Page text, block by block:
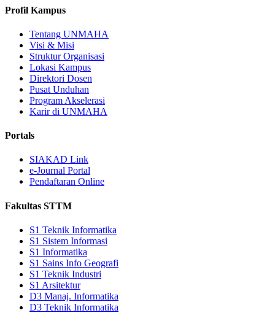
Profil Kampus
Tentang UNMAHA
Visi & Misi
Struktur Organisasi
Lokasi Kampus
Direktori Dosen
Pusat Unduhan
Program Akselerasi
Karir di UNMAHA
Portals
SIAKAD Link
e-Journal Portal
Pendaftaran Online
Fakultas STTM
S1 Teknik Informatika
S1 Sistem Informasi
S1 Informatika
S1 Sains Info Geografi
S1 Teknik Industri
S1 Arsitektur
D3 Manaj. Informatika
D3 Teknik Informatika